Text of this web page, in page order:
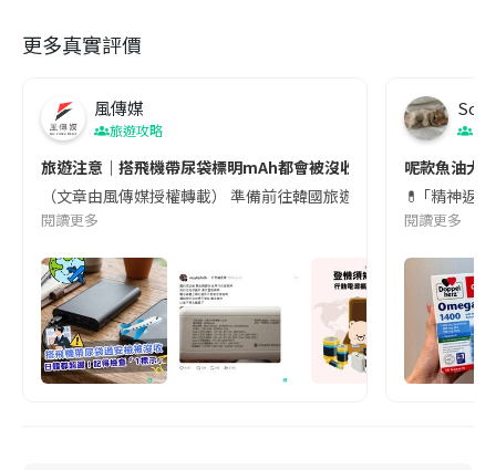
更多真實評價
風傳媒
旅遊攻略
旅遊注意｜搭飛機帶尿袋標明mAh都會被沒收😱出發前切記檢查
（文章由風傳媒授權轉載） 準備前往韓國旅遊的民眾，近期要
閱讀更多
Soul
呢款魚油大
💊 ｢精神返
閱讀更多